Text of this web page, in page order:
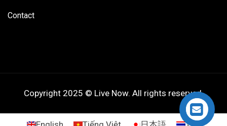
Contact
Copyright 2025 © Live Now. All rights reserved.